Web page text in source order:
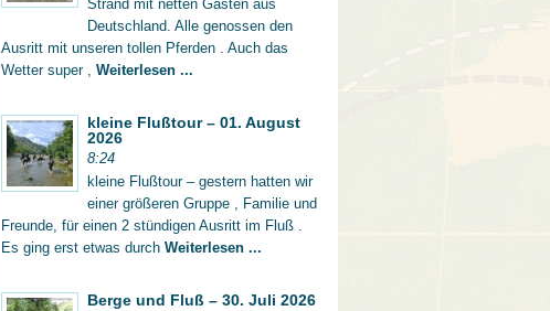
Strand mit netten Gästen aus
Deutschland. Alle genossen den
Ausritt mit unseren tollen Pferden . Auch das
Wetter super , Weiterlesen ...
kleine Flußtour – 01. August
2026
8:24
kleine Flußtour – gestern hatten wir
einer größeren Gruppe , Familie und
Freunde, für einen 2 stündigen Ausritt im Fluß .
Es ging erst etwas durch Weiterlesen ...
Berge und Fluß – 30. Juli 2026